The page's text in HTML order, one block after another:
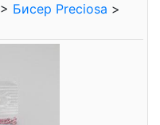
> Бисер Preciosa >